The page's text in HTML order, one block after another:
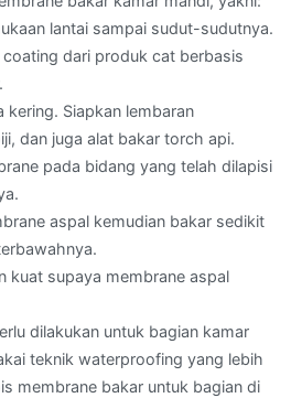
lantai sampai sudut-sudutnya.
dari produk cat berbasis
kering. Siapkan lembaran
dan juga alat bakar torch api.
pada bidang yang telah dilapisi
aspal kemudian bakar sedikit
kuat supaya membrane aspal
dilakukan untuk bagian kamar
teknik waterproofing yang lebih
membrane bakar untuk bagian di